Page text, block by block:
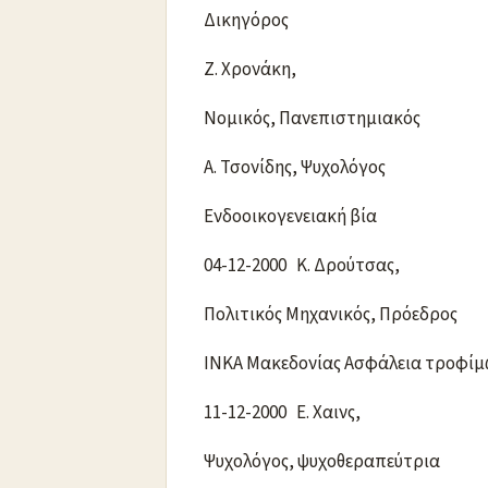
Δικηγόρος
Ζ. Χρονάκη,
Νομικός, Πανεπιστημιακός
Α. Τσονίδης, Ψυχολόγος
Ενδοοικογενειακή βία
04-12-2000 Κ. Δρούτσας,
Πολιτικός Μηχανικός, Πρόεδρος
ΙΝΚΑ Μακεδονίας Ασφάλεια
11-12-2000 Ε. Χαινς,
Ψυχολόγος, ψυχοθεραπεύτρια